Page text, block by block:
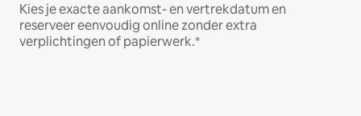
Kies je exacte aankomst- en vertrekdatum en
reserveer eenvoudig online zonder extra
verplichtingen of papierwerk.*